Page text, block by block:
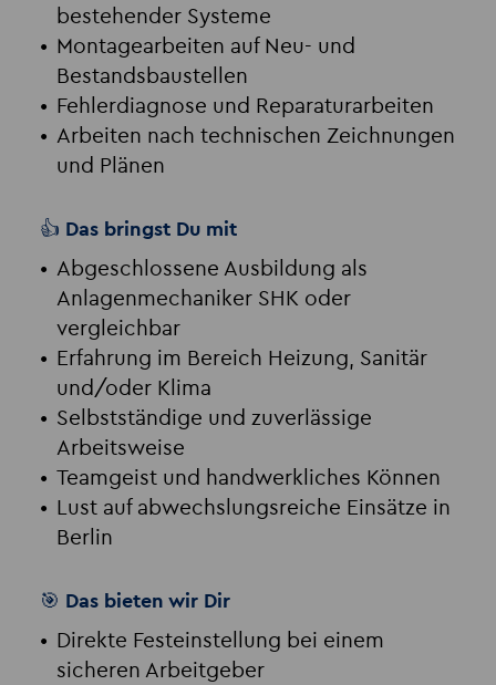
bestehender Systeme
Montagearbeiten auf Neu- und
Bestandsbaustellen
Fehlerdiagnose und Reparaturarbeiten
Arbeiten nach technischen Zeichnungen
und Plänen
👍 Das bringst Du mit
Abgeschlossene Ausbildung als
Anlagenmechaniker SHK oder
vergleichbar
Erfahrung im Bereich Heizung, Sanitär
und/oder Klima
Selbstständige und zuverlässige
Arbeitsweise
Teamgeist und handwerkliches Können
Lust auf abwechslungsreiche Einsätze in
Berlin
🎯 Das bieten wir Dir
Direkte Festeinstellung bei einem
sicheren Arbeitgeber